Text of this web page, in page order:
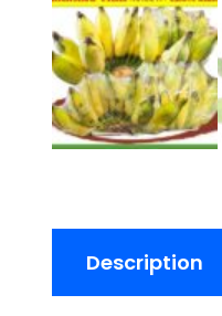
Description